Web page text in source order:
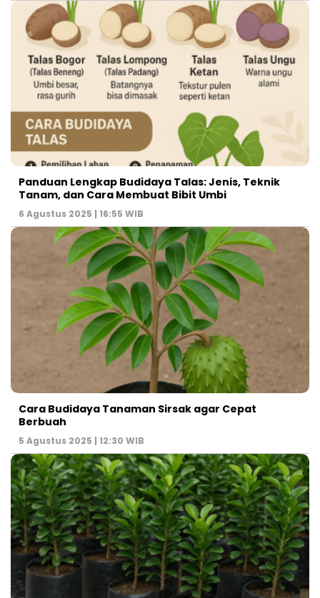
Panduan Lengkap Budidaya Talas: Jenis, Teknik
Tanam, dan Cara Membuat Bibit Umbi
6 Agustus 2025 | 16:55 WIB
Cara Budidaya Tanaman Sirsak agar Cepat
Berbuah
5 Agustus 2025 | 12:30 WIB